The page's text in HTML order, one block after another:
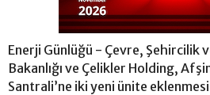
Enerji Günlüğü - Çevre, Şehircilik
Bakanlığı ve Çelikler Holding,
Santrali’ne iki yeni ünite